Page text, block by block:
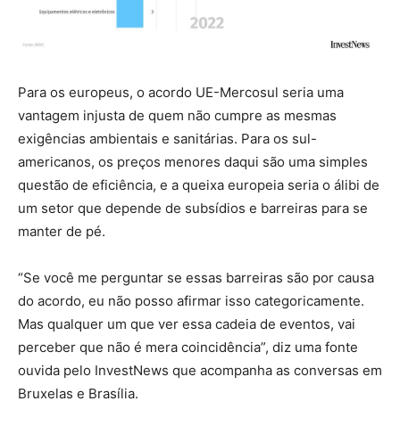
Para os europeus, o acordo UE-Mercosul seria uma
vantagem injusta de quem não cumpre as mesmas
exigências ambientais e sanitárias. Para os sul-
americanos, os preços menores daqui são uma simples
questão de eficiência, e a queixa europeia seria o álibi de
um setor que depende de subsídios e barreiras para se
manter de pé.
“Se você me perguntar se essas barreiras são por causa
do acordo, eu não posso afirmar isso categoricamente.
Mas qualquer um que ver essa cadeia de eventos, vai
perceber que não é mera coincidência”, diz uma fonte
ouvida pelo InvestNews que acompanha as conversas em
Bruxelas e Brasília.